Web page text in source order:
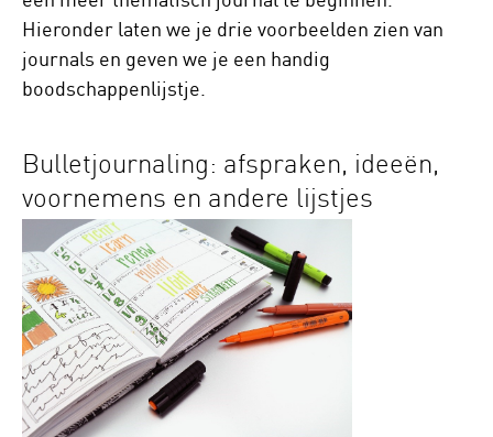
Hieronder laten we je drie voorbeelden zien van
journals en geven we je een handig
boodschappenlijstje.
Bulletjournaling: afspraken, ideeën,
voornemens en andere lijstjes